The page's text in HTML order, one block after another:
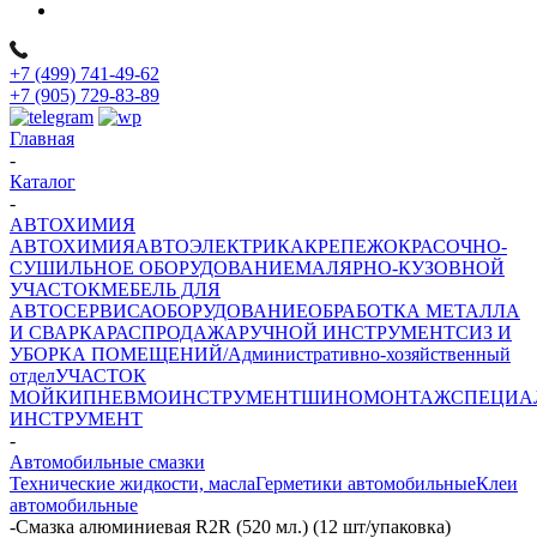
+7 (499) 741-49-62
+7 (905) 729-83-89
Главная
-
Каталог
-
АВТОХИМИЯ
АВТОХИМИЯАВТОЭЛЕКТРИКАКРЕПЕЖОКРАСОЧНО-
СУШИЛЬНОЕ ОБОРУДОВАНИЕМАЛЯРНО-КУЗОВНОЙ
УЧАСТОКМЕБЕЛЬ ДЛЯ
АВТОСЕРВИСАОБОРУДОВАНИЕОБРАБОТКА МЕТАЛЛА
И СВАРКАРАСПРОДАЖАРУЧНОЙ ИНСТРУМЕНТСИЗ И
УБОРКА ПОМЕЩЕНИЙ/Административно-хозяйственный
отделУЧАСТОК
МОЙКИПНЕВМОИНСТРУМЕНТШИНОМОНТАЖ
ИНСТРУМЕНТ
-
Автомобильные смазки
Технические жидкости, маслаГерметики автомобильныеКлеи
автомобильные
-Смазка алюминиевая R2R (520 мл.) (12 шт/упаковка)